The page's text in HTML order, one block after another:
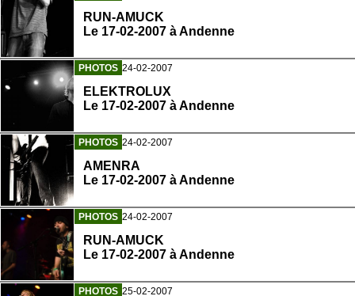
RUN-AMUCK
Le 17-02-2007 à Andenne
PHOTOS 24-02-2007
ELEKTROLUX
Le 17-02-2007 à Andenne
PHOTOS 24-02-2007
AMENRA
Le 17-02-2007 à Andenne
PHOTOS 24-02-2007
RUN-AMUCK
Le 17-02-2007 à Andenne
PHOTOS 25-02-2007